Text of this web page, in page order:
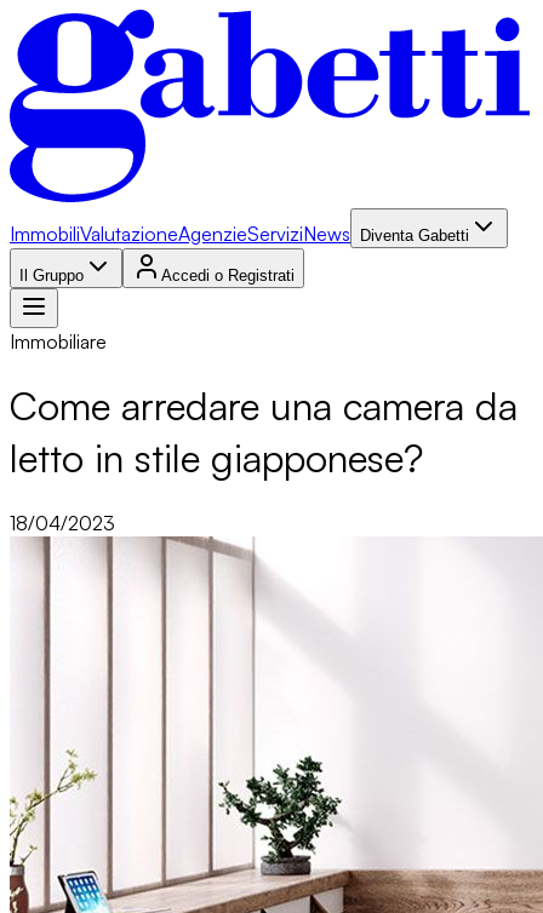
ImmobiliValutazioneAgenzieServiziNews Diventa Gabetti
Il Gruppo Accedi o Registrati
Immobiliare
Come arredare una camera da
letto in stile giapponese?
18/04/2023